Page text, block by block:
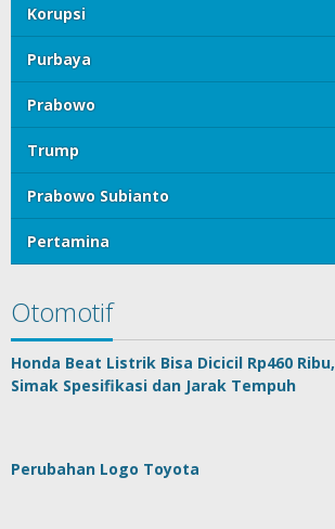
Korupsi
Purbaya
Prabowo
Trump
Prabowo Subianto
Pertamina
Otomotif
Honda Beat Listrik Bisa Dicicil Rp460 Ribu,
Simak Spesifikasi dan Jarak Tempuh
Perubahan Logo Toyota